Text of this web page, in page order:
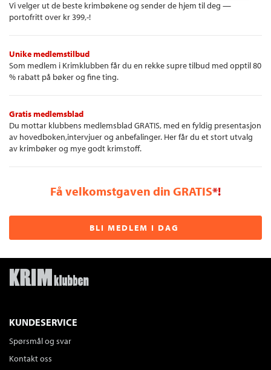
Vi velger ut de beste krimbøkene og sender de hjem til deg —
portofritt over kr 399,-!
Unike medlemstilbud
Som medlem i Krimklubben får du en rekke supre tilbud med opptil 80
% rabatt på bøker og fine ting.
Gratis medlemsblad
Du mottar klubbens medlemsblad GRATIS, med en fyldig presentasjon
av hovedboken,intervjuer og anbefalinger. Her får du et stort utvalg
av krimbøker og mye godt krimstoff.
Få velkomstgaven din GRATIS*!
BLI MEDLEM I DAG
KUNDESERVICE
Spørsmål og svar
Kontakt oss